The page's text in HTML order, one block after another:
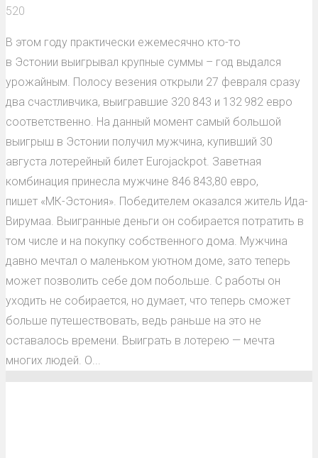
520
В этом году практически ежемесячно кто-то
в Эстонии выигрывал крупные суммы – год выдался
урожайным. Полосу везения открыли 27 февраля сразу
два счастливчика, выигравшие 320 843 и 132 982 евро
соответственно. На данный момент самый большой
выигрыш в Эстонии получил мужчина, купивший 30
августа лотерейный билет Eurojackpot. Заветная
комбинация принесла мужчине 846 843,80 евро,
пишет «МК-Эстония». Победителем оказался житель Ида-
Вирумаа. Выигранные деньги он собирается потратить в
том числе и на покупку собственного дома. Мужчина
давно мечтал о маленьком уютном доме, зато теперь
может позволить себе дом побольше. С работы он
уходить не собирается, но думает, что теперь сможет
больше путешествовать, ведь раньше на это не
оставалось времени. Выиграть в лотерею — мечта
многих людей. О...